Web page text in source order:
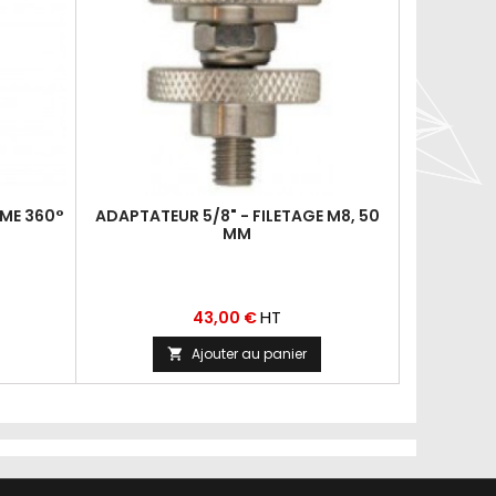
360°
ADAPTATEUR 5/8" - FILETAGE M8, 50
MM
Prix
43,00 €HT
 Ajouter au panier